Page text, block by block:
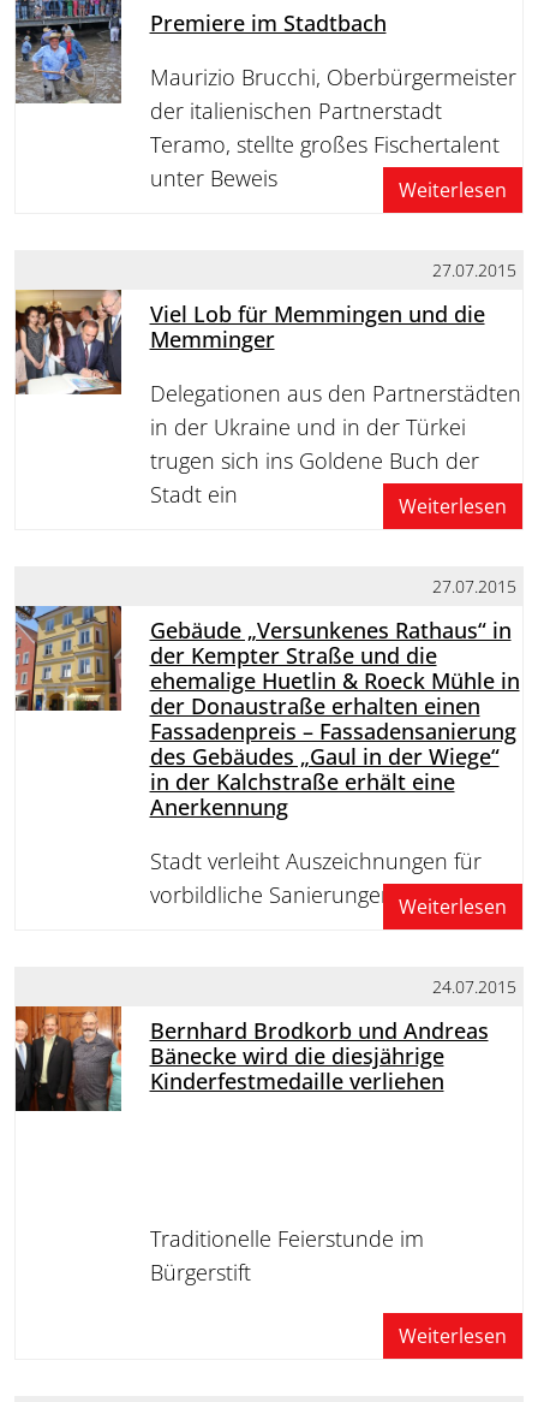
Premiere im Stadtbach
Maurizio Brucchi, Oberbürgermeister
der italienischen Partnerstadt
Teramo, stellte großes Fischertalent
unter Beweis
Weiterlesen
27.07.2015
Viel Lob für Memmingen und die
Memminger
Delegationen aus den Partnerstädten
in der Ukraine und in der Türkei
trugen sich ins Goldene Buch der
Stadt ein
Weiterlesen
27.07.2015
Gebäude „Versunkenes Rathaus“ in
der Kempter Straße und die
ehemalige Huetlin & Roeck Mühle in
der Donaustraße erhalten einen
Fassadenpreis – Fassadensanierung
des Gebäudes „Gaul in der Wiege“
in der Kalchstraße erhält eine
Anerkennung
Stadt verleiht Auszeichnungen für
vorbildliche Sanierungen Weiterlesen
24.07.2015
Bernhard Brodkorb und Andreas
Bänecke wird die diesjährige
Kinderfestmedaille verliehen
Traditionelle Feierstunde im
Bürgerstift
Weiterlesen